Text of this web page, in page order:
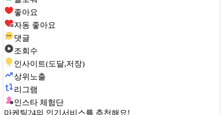
좋아요
자동 좋아요
댓글
조회수
인사이트(도달,저장)
상위노출
리그램
인스타 체험단
마케팅24의 인기서비스를 추천해요!